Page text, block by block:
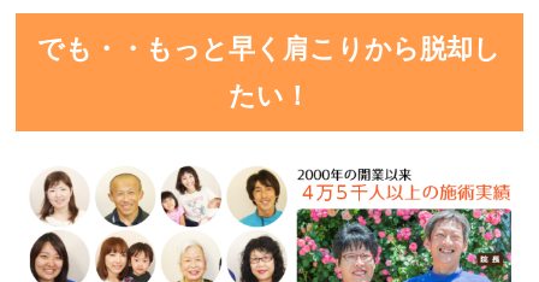
でも・・もっと早く肩こりから脱却し
たい！